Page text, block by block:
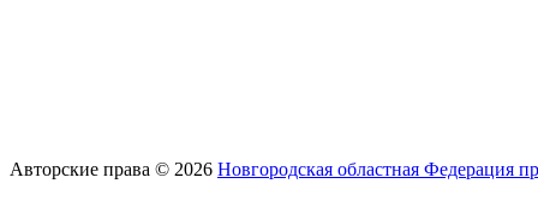
Авторские права © 2026 Новгородская областная Федерация